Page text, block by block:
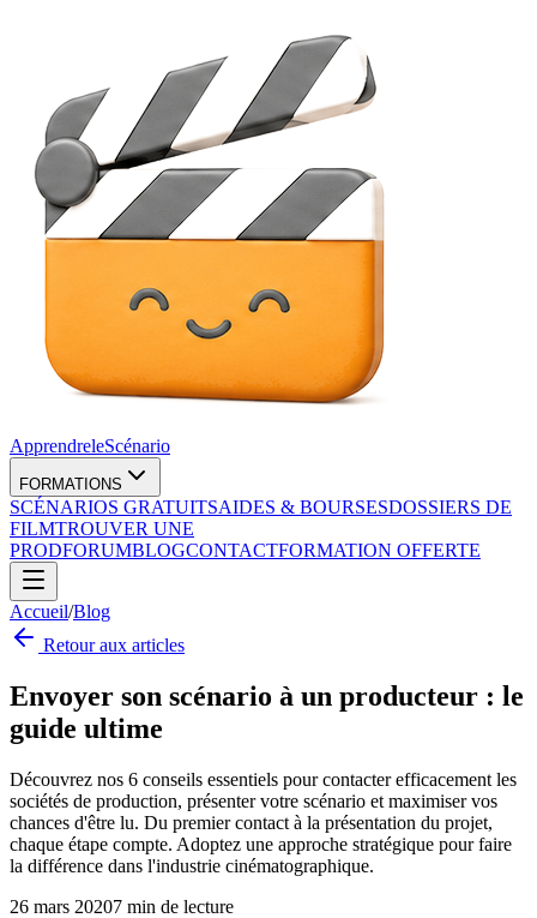
ApprendreleScénario
FORMATIONS
SCÉNARIOS GRATUITSAIDES & BOURSESDOSSIERS DE
FILMTROUVER UNE
PRODFORUMBLOGCONTACTFORMATION OFFERTE
Accueil/Blog
Retour aux articles
Envoyer son scénario à un producteur : le
guide ultime
Découvrez nos 6 conseils essentiels pour contacter efficacement les
sociétés de production, présenter votre scénario et maximiser vos
chances d'être lu. Du premier contact à la présentation du projet,
chaque étape compte. Adoptez une approche stratégique pour faire
la différence dans l'industrie cinématographique.
26 mars 20207 min de lecture